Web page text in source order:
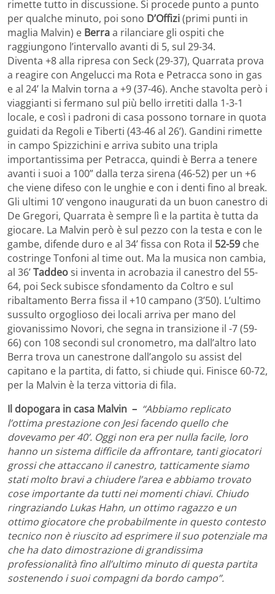
rimette tutto in discussione. Si procede punto a punto
per qualche minuto, poi sono D’Offizi(primi punti in
maglia Malvin) e Berraa rilanciare gli ospiti che
raggiungono l’intervallo avanti di 5, sul 29-34.
Diventa +8 alla ripresa con Seck (29-37), Quarrata prova
a reagire con Angelucci ma Rota e Petracca sono in gas
e al 24’ la Malvin torna a +9 (37-46). Anche stavolta però i
viaggianti si fermano sul più bello irretiti dalla 1-3-1
locale, e così i padroni di casa possono tornare in quota
guidati da Regoli e Tiberti (43-46 al 26’). Gandini rimette
in campo Spizzichini e arriva subito una tripla
importantissima per Petracca, quindi è Berra a tenere
avanti i suoi a 100” dalla terza sirena (46-52) per un +6
che viene difeso con le unghie e con i denti fino al break.
Gli ultimi 10’ vengono inaugurati da un buon canestro di
De Gregori, Quarrata è sempre lì e la partita è tutta da
giocare. La Malvin però è sul pezzo con la testa e con le
gambe, difende duro e al 34’ fissa con Rota il 52-59 che
costringe Tonfoni al time out. Ma la musica non cambia,
al 36’Taddeosi inventa in acrobazia il canestro del 55-
64, poi Seck subisce sfondamento da Coltro e sul
ribaltamento Berra fissa il +10 campano (3’50). L’ultimo
sussulto orgoglioso dei locali arriva per mano del
giovanissimo Novori, che segna in transizione il -7 (59-
66) con 108 secondi sul cronometro, ma dall’altro lato
Berra trova un canestrone dall’angolo su assist del
capitano e la partita, di fatto, si chiude qui. Finisce 60-72,
per la Malvin è la terza vittoria di fila.
Il dopogara in casa Malvin – “Abbiamo replicato
l’ottima prestazione con Jesi facendo quello che
dovevamo per 40’. Oggi non era per nulla facile, loro
hanno un sistema difficile da affrontare, tanti giocatori
grossi che attaccano il canestro, tatticamente siamo
stati molto bravi a chiudere l’area e abbiamo trovato
cose importante da tutti nei momenti chiavi. Chiudo
ringraziando Lukas Hahn, un ottimo ragazzo e un
ottimo giocatore che probabilmente in questo contesto
tecnico non è riuscito ad esprimere il suo potenziale ma
che ha dato dimostrazione di grandissima
professionalità fino all’ultimo minuto di questa partita
sostenendo i suoi compagni da bordo campo”.